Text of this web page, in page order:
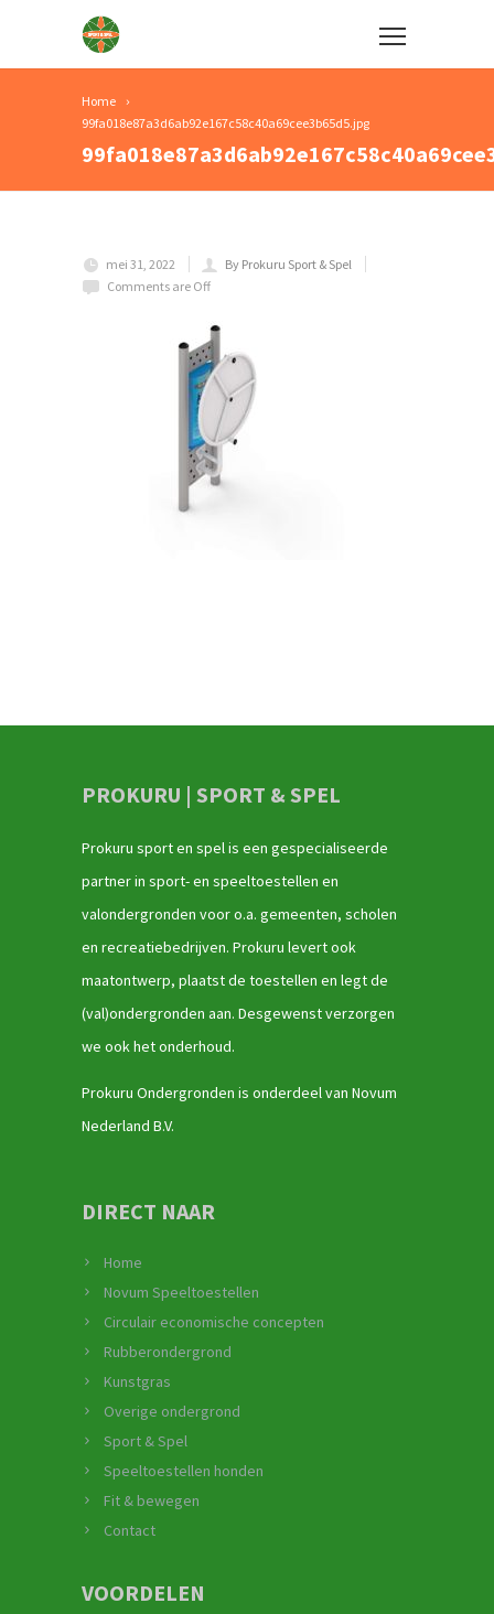
Home
99fa018e87a3d6ab92e167c58c40a69cee3b65d5.jpg
mei 31, 2022
By Prokuru Sport & Spel
Comments are Off
PROKURU | SPORT & SPEL
Prokuru sport en spel is een gespecialiseerde
partner in sport- en speeltoestellen en
valondergronden voor o.a. gemeenten, scholen
en recreatiebedrijven. Prokuru levert ook
maatontwerp, plaatst de toestellen en legt de
(val)ondergronden aan. Desgewenst verzorgen
we ook het onderhoud.
Prokuru Ondergronden is onderdeel van Novum
Nederland B.V.
DIRECT NAAR
Home
Novum Speeltoestellen
Circulair economische concepten
Rubberondergrond
Kunstgras
Overige ondergrond
Sport & Spel
Speeltoestellen honden
Fit & bewegen
Contact
VOORDELEN